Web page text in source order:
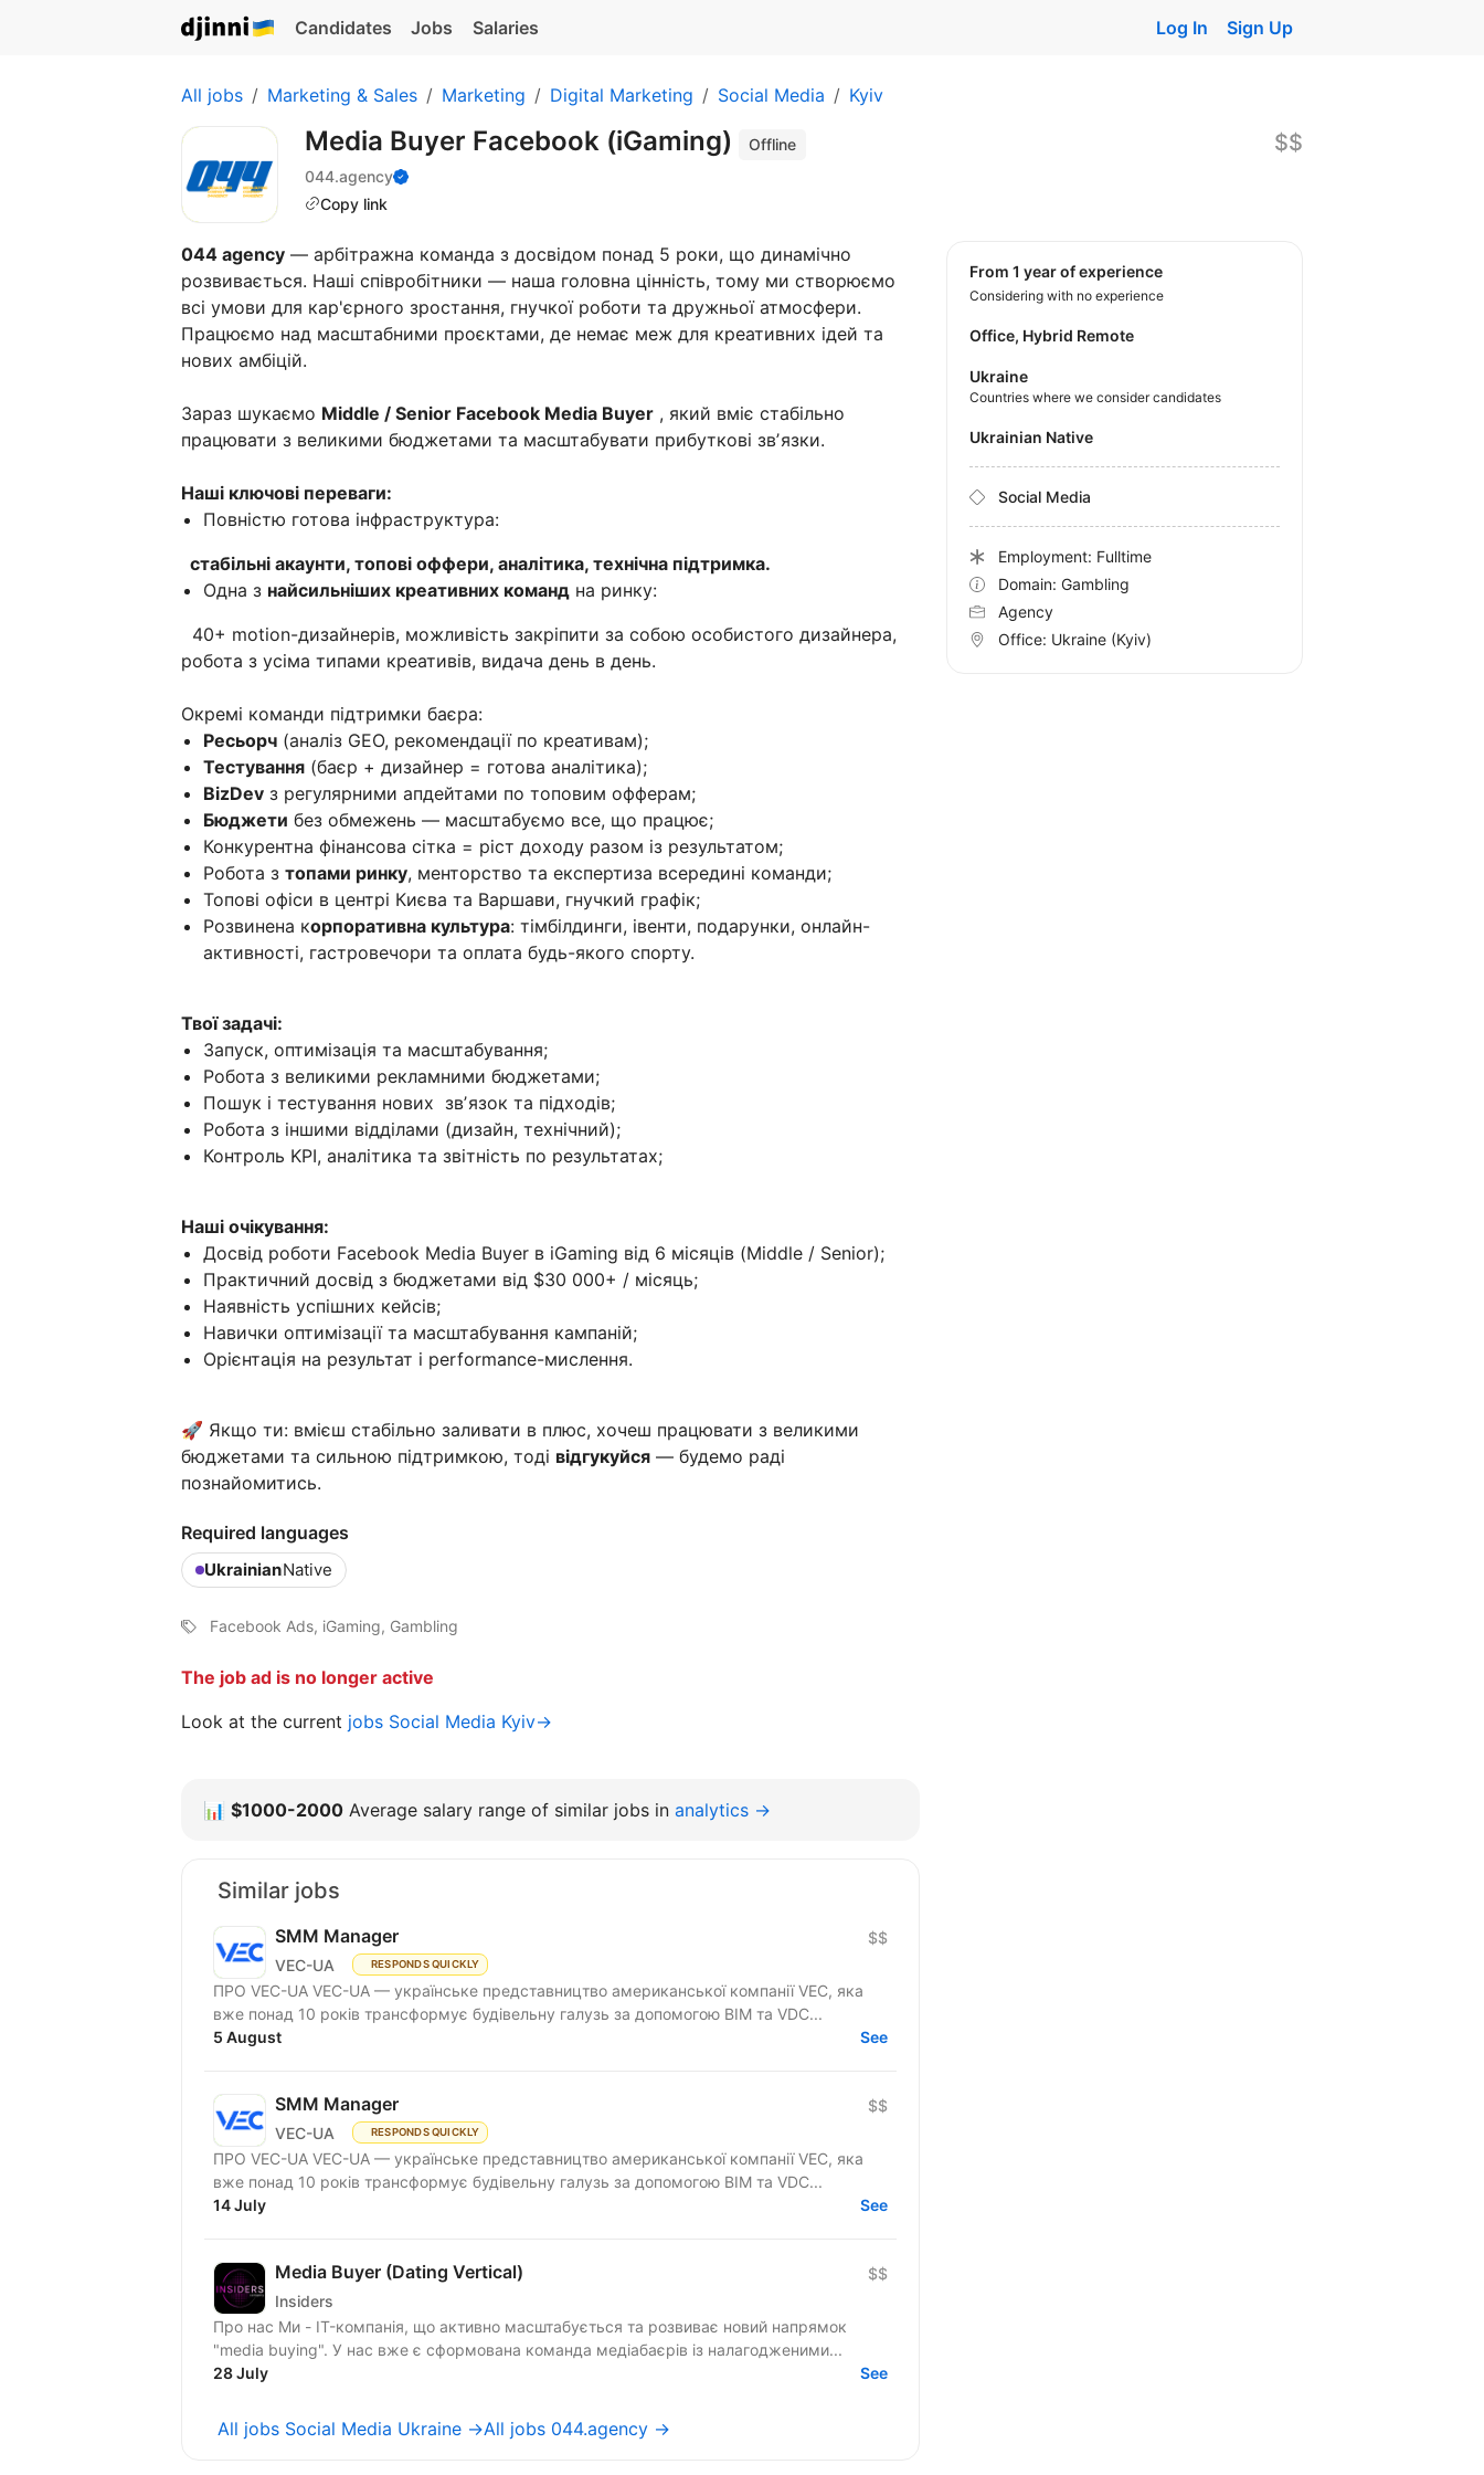
Candidates Jobs Salaries Log In Sign Up
All jobs Marketing & Sales Marketing Digital Marketing Social Media Kyiv
Media Buyer Facebook (iGaming)
Offline
044.agency
Copy link
$$
044 agency — арбітражна команда з досвідом понад 5 роки, що динамічно
розвивається. Наші співробітники — наша головна цінність, тому ми створюємо
всі умови для кар'єрного зростання, гнучкої роботи та дружньої атмосфери.
Працюємо над масштабними проєктами, де немає меж для креативних ідей та
нових амбіцій.
Зараз шукаємо Middle / Senior Facebook Media Buyer , який вміє стабільно
працювати з великими бюджетами та масштабувати прибуткові звʼязки.
Наші ключові переваги:
Повністю готова інфраструктура:
стабільні акаунти, топові оффери, аналітика, технічна підтримка.
Одна з найсильніших креативних команд на ринку:
40+ motion-дизайнерів, можливість закріпити за собою особистого дизайнера,
робота з усіма типами креативів, видача день в день.
Окремі команди підтримки баєра:
Ресьорч (аналіз GEO, рекомендації по креативам);
Тестування (баєр + дизайнер = готова аналітика);
BizDev з регулярними апдейтами по топовим офферам;
Бюджети без обмежень — масштабуємо все, що працює;
Конкурентна фінансова сітка = ріст доходу разом із результатом;
Робота з топами ринку, менторство та експертиза всередині команди;
Топові офіси в центрі Києва та Варшави, гнучкий графік;
Розвинена корпоративна культура: тімбілдинги, івенти, подарунки, онлайн-
активності, гастровечори та оплата будь-якого спорту.
Твої задачі:
Запуск, оптимізація та масштабування;
Робота з великими рекламними бюджетами;
Пошук і тестування нових звʼязок та підходів;
Робота з іншими відділами (дизайн, технічний);
Контроль KPI, аналітика та звітність по результатах;
Наші очікування:
Досвід роботи Facebook Media Buyer в iGaming від 6 місяців (Middle / Senior);
Практичний досвід з бюджетами від $30 000+ / місяць;
Наявність успішних кейсів;
Навички оптимізації та масштабування кампаній;
Орієнтація на результат і performance-мислення.
🚀 Якщо ти: вмієш стабільно заливати в плюс, хочеш працювати з великими
бюджетами та сильною підтримкою, тоді відгукуйся — будемо раді
познайомитись.
Required languages
UkrainianNative
Facebook Ads, iGaming, Gambling
The job ad is no longer active
Look at the current jobs Social Media Kyiv→
from 1 year of experience
Considering with no experience
Office, Hybrid Remote
Ukraine
Countries where we consider candidates
Ukrainian Native
Social Media
Employment: Fulltime
Domain: Gambling
Agency
Office: Ukraine (Kyiv)
📊 $1000-2000 Average salary range of similar jobs in analytics →
Similar jobs
SMM Manager
VEC-UA RESPONDS QUICKLY
$$
ПРО VEC-UA VEC-UA — українське представництво американської компанії VEC, яка
вже понад 10 років трансформує будівельну галузь за допомогою BIM та VDC...
5 August
See
SMM Manager
VEC-UA RESPONDS QUICKLY
$$
ПРО VEC-UA VEC-UA — українське представництво американської компанії VEC, яка
вже понад 10 років трансформує будівельну галузь за допомогою BIM та VDC...
14 July
See
Media Buyer (Dating Vertical)
Insiders
$$
Про нас Ми - IT-компанія, що активно масштабується та розвиває новий напрямок
"media buying". У нас вже є сформована команда медіабаєрів із налагодженими...
28 July
See
All jobs Social Media Ukraine →All jobs 044.agency →